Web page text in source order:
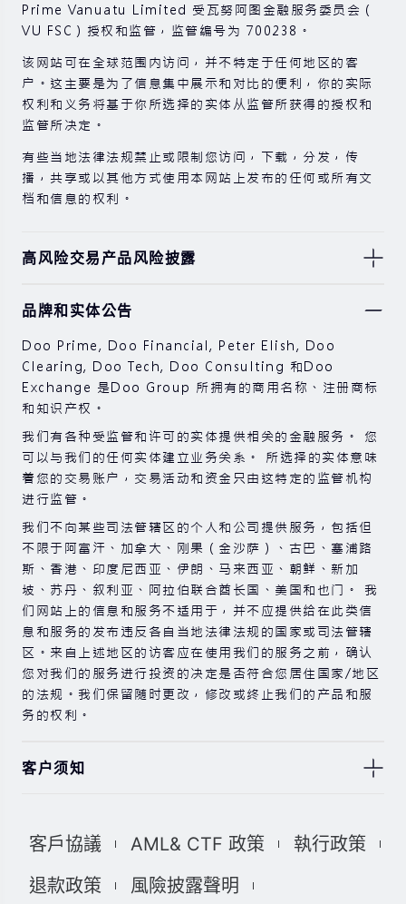
Prime Vanuatu Limited 受瓦努阿图金融服务委员会（
VU FSC）授权和监管，监管编号为 700238。
该网站可在全球范围内访问，并不特定于任何地区的客
户。这主要是为了信息集中展示和对比的便利，你的实际
权利和义务将基于你所选择的实体从监管所获得的授权和
监管所决定。
有些当地法律法规禁止或限制您访问，下载，分发，传
播，共享或以其他方式使用本网站上发布的任何或所有文
档和信息的权利。
高风险交易产品风险披露
券，期货，差价合约和其他金融产品交易涉及高风险，可
过去的投资表现并不代表其未来的表现。
在与我们进行任何交易之前，请确保您完全了解使用相应
金融工具进行交易的风险。 如果您不了解此处说明的风
险，则应寻求独立的专业建议。
品牌和实体公告
Doo Prime, Doo Financial, Peter Elish, Doo
Clearing, Doo Tech, Doo Consulting 和Doo
Exchange 是Doo Group 所拥有的商用名称、注册商标
和知识产权。
我们有各种受监管和许可的实体提供相关的金融服务。 您
可以与我们的任何实体建立业务关系。 所选择的实体意味
着您的交易账户，交易活动和资金只由这特定的监管机构
进行监管。
我们不向某些司法管辖区的个人和公司提供服务，包括但
不限于阿富汗、加拿大、刚果（金沙萨）、古巴、塞浦路
斯、香港、印度尼西亚、伊朗、马来西亚、朝鲜、新加
坡、苏丹、叙利亚、阿拉伯联合酋长国、美国和也门。 我
们网站上的信息和服务不适用于，并不应提供给在此类信
息和服务的发布违反各自当地法律法规的国家或司法管辖
区。来自上述地区的访客应在使用我们的服务之前，确认
您对我们的服务进行投资的决定是否符合您居住国家/地区
的法规。我们保留随时更改，修改或终止我们的产品和服
务的权利。
客户须知
息，材料或第三方材料（“材料”）仅供参考。 该材料仅
易的投资建议和/或投资推荐。 尽管我们已尽一切合理的
客戶協議 AML& CTF 政策
執行政策
退款政策
風險披露聲明